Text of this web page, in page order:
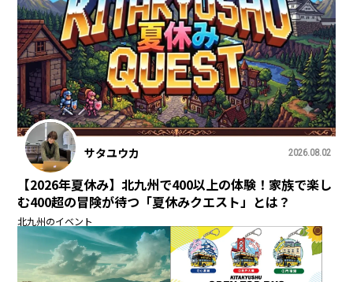
サタユウカ 2026.08.02
【2026年夏休み】北九州で400以上の体験！家族で楽し
む400超の冒険が待つ「夏休みクエスト」とは？
北九州のイベント